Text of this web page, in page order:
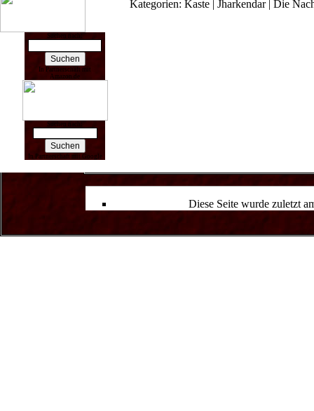
Suchen nach:
In Partnerschaft mit
Amazon.de
Suchen nach:
In Partnerschaft mit Google
Kategorien: Kaste | Jharkendar| Die
Diese Seite wurde zuletzt